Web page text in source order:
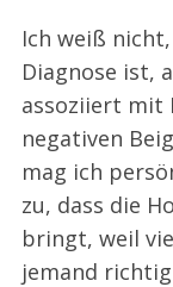
Ich weiß
Diagnose ist,
assoziiert mit
negativen
mag ich
zu, dass die
bringt, weil
jemand